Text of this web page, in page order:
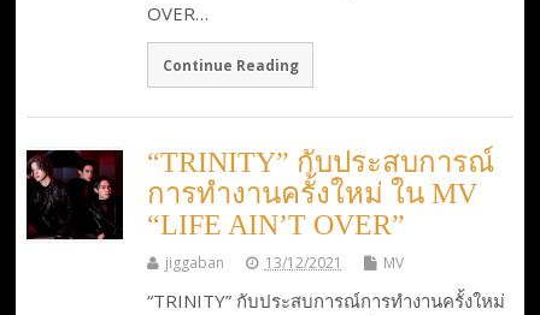
OVER…
Continue Reading
“TRINITY” กับประสบการณ์
การทำงานครั้งใหม่ ใน MV
“LIFE AIN’T OVER”
jiggaban 13/12/2021 MV
“TRINITY” กับประสบการณ์การทำงานครั้งใหม่